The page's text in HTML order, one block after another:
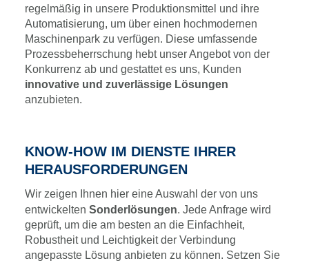
regelmäßig in unsere Produktionsmittel und ihre
Automatisierung, um über einen hochmodernen
Maschinenpark zu verfügen. Diese umfassende
Prozessbeherrschung hebt unser Angebot von der
Konkurrenz ab und gestattet es uns, Kunden
innovative und zuverlässige Lösungen
anzubieten.
KNOW-HOW IM DIENSTE IHRER
HERAUSFORDERUNGEN
Wir zeigen Ihnen hier eine Auswahl der von uns
entwickelten Sonderlösungen. Jede Anfrage wird
geprüft, um die am besten an die Einfachheit,
Robustheit und Leichtigkeit der Verbindung
angepasste Lösung anbieten zu können. Setzen Sie